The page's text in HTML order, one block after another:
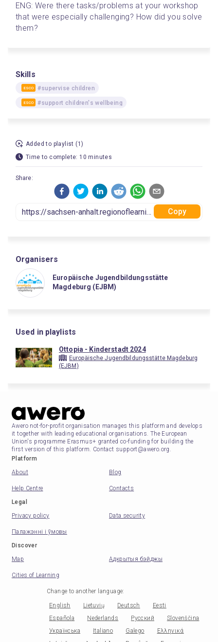
ENG: Were there tasks/problems at your workshop
that were especially challenging? How did you solve
them?
Skills
ESCO #supervise children
ESCO #support children's wellbeing
Added to playlist (1)
Time to complete: 10 minutes
Share:
Copy
Organisers
Europäische Jugendbildungsstätte
Magdeburg (EJBM)
Used in playlists
Ottopia - Kinderstadt 2024
Europäische Jugendbildungsstätte Magdeburg
(EJBM)
Awero not-for-profit organisation manages this platform and develops
it together with leading educational organisations. The European
Union's programme Erasmus+ granted co-funding for building the
first version of this platform. Contact support@awero.org.
Platform
About
Blog
Help Centre
Contacts
Legal
Privacy policy
Data security
Палажэнні і ўмовы
Discover
Map
Адкрытыя бэйджы
Cities of Learning
Change to another language:
English Lietuvių Deutsch
Eesti
Española
Nederlands Русский
Slovenščina
Українська
Italiano Galego
Ελληνικά